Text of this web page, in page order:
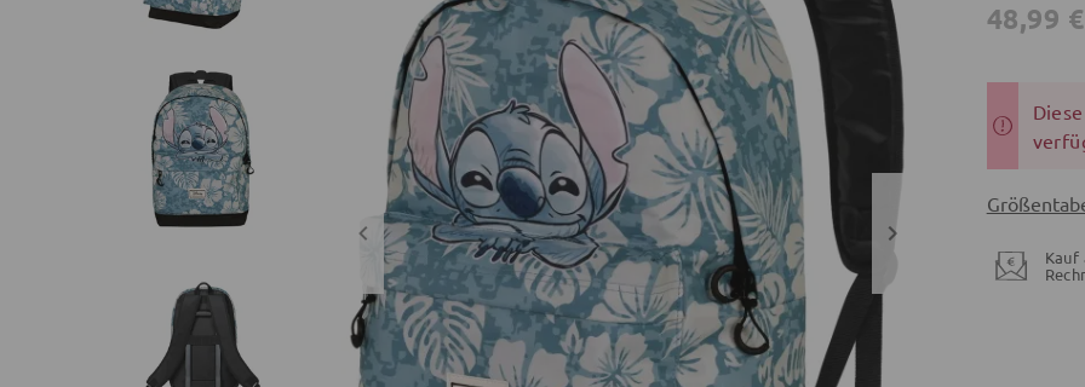
48,99
Kauf